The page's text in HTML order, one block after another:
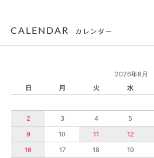
CALENDAR カレンダー
2026年8月
日
月 火 水
2
3 4 5
9
10 11 12
16
17 18 19